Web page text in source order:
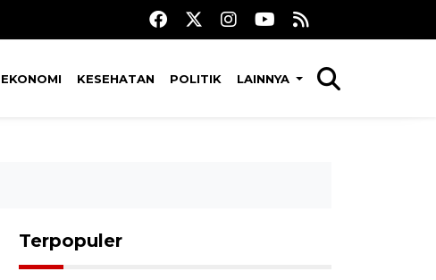
EKONOMI KESEHATAN POLITIK LAINNYA
Terpopuler